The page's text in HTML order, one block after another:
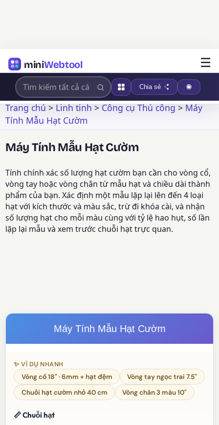
miniWebtool ☰
Chia sẻ
Trang chủ>Linh tinh>Công cụ Thủ công>Máy
Tính Mẫu Hạt Cườm
Máy Tính Mẫu Hạt Cườm
Tính chính xác số lượng hạt cườm bạn cần cho vòng cổ,
vòng tay hoặc vòng chân từ mẫu hạt và chiều dài thành
phẩm của bạn. Xác định một mẫu lặp lại lên đến 4 loại
hạt với kích thước và màu sắc, trừ đi khóa cài, và nhận
số lượng hạt cho mỗi màu cùng với tỷ lệ hao hụt, số lần
lặp lại mẫu và xem trước chuỗi hạt trực quan.
Máy Tính Mẫu Hạt Cườm
✨ VÍ DỤ NHANH
Vòng cổ 18" · 6mm + hạt đệm
Vòng tay ngọc trai 7.5"
Chuỗi hạt cườm nhỏ 40 cm
Vòng chân 3 màu 10"
📏 Chuỗi hạt